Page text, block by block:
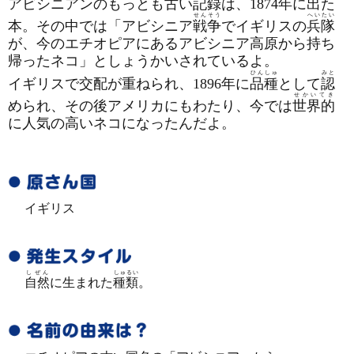
アビシニアンのもっとも古い記録は、1874年に出た
本。その中では「アビシニア戦争
せんそう
でイギリスの兵隊
へいたい
が、今のエチオピアにあるアビシニア高原から持ち
帰ったネコ」としょうかいされているよ。
イギリスで交配が重ねられ、1896年に品種
ひんしゅ
として認
みと
められ、その後アメリカにもわたり、今では世界的
せかいてき
に人気の高いネコになったんだよ。
イギリス
自然
しぜん
に生まれた種類
しゅるい
。